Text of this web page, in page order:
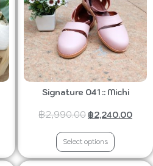
Signature 041 :: Michi
฿2,990.00 ฿2,240.00
Select options